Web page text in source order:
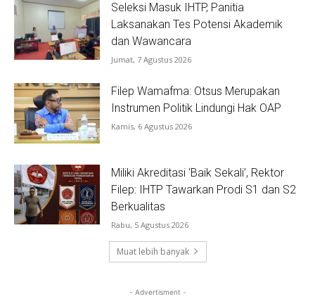
Seleksi Masuk IHTP, Panitia
Laksanakan Tes Potensi Akademik
dan Wawancara
Jumat, 7 Agustus 2026
Filep Wamafma: Otsus Merupakan
Instrumen Politik Lindungi Hak OAP
Kamis, 6 Agustus 2026
Miliki Akreditasi ‘Baik Sekali’, Rektor
Filep: IHTP Tawarkan Prodi S1 dan S2
Berkualitas
Rabu, 5 Agustus 2026
Muat lebih banyak
- Advertisment -